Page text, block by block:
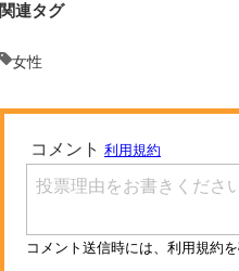
関連タグ
女性